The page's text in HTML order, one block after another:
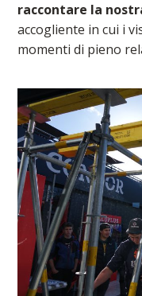
raccontare la
accogliente in cui i
momenti di pieno